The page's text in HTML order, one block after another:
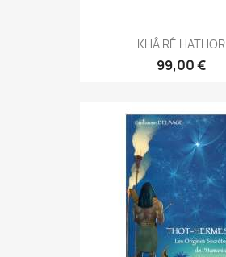
KHÂ RÉ HATHOR
99,00 €